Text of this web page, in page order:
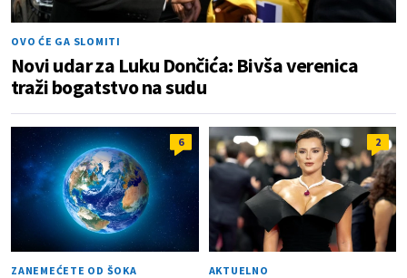
OVO ĆE GA SLOMITI
Novi udar za Luku Dončića: Bivša verenica
traži bogatstvo na sudu
6
ZANEMEĆETE OD ŠOKA
2
AKTUELNO